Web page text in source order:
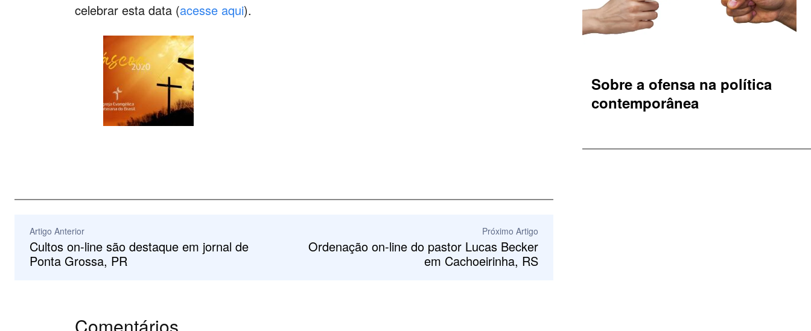
celebrar esta data (acesse aqui).
Artigo Anterior
Cultos on-line são destaque em jornal de
Ponta Grossa, PR
Próximo Artigo
Ordenação on-line do pastor Lucas Becker
em Cachoeirinha, RS
Sobre a ofensa na política
contemporânea